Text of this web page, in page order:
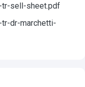
sell-sheet.pdf
dr-marchetti-